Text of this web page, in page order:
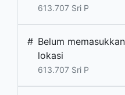
613.707 Sri P
# Belum memasukkan
lokasi
613.707 Sri P